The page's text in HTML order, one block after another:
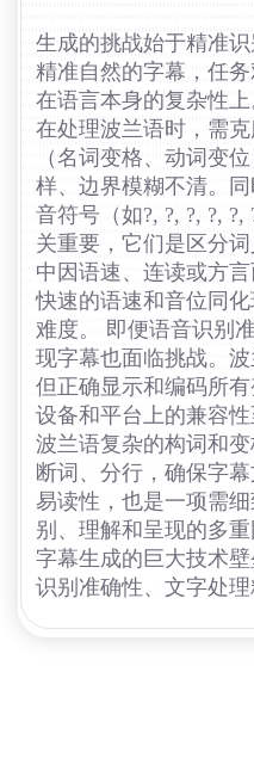
生成的挑战始于精准
精准自然的字幕，任
在语言本身的复杂性上
在处理波兰语时，需
（名词变格、动词变
样、边界模糊不清。
音符号（如?, ?, ?, ?,
关重要，它们是区分
中因语速、连读或方
快速的语速和音位同
难度。 即便语音识别
现字幕也面临挑战。
但正确显示和编码所
设备和平台上的兼容
波兰语复杂的构词和
断词、分行，确保字
易读性，也是一项需
别、理解和呈现的多
字幕生成的巨大技术
识别准确性、文字处理